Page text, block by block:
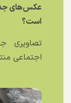
عکس‌های
است؟
تصاویری
اجتماعی